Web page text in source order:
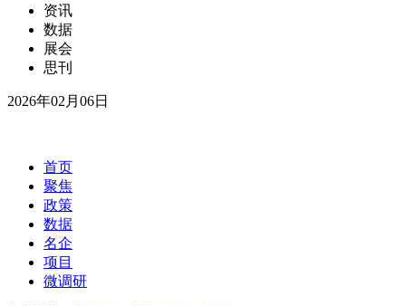
资讯
数据
展会
思刊
2026年02月06日
首页
聚焦
政策
数据
名企
项目
微调研